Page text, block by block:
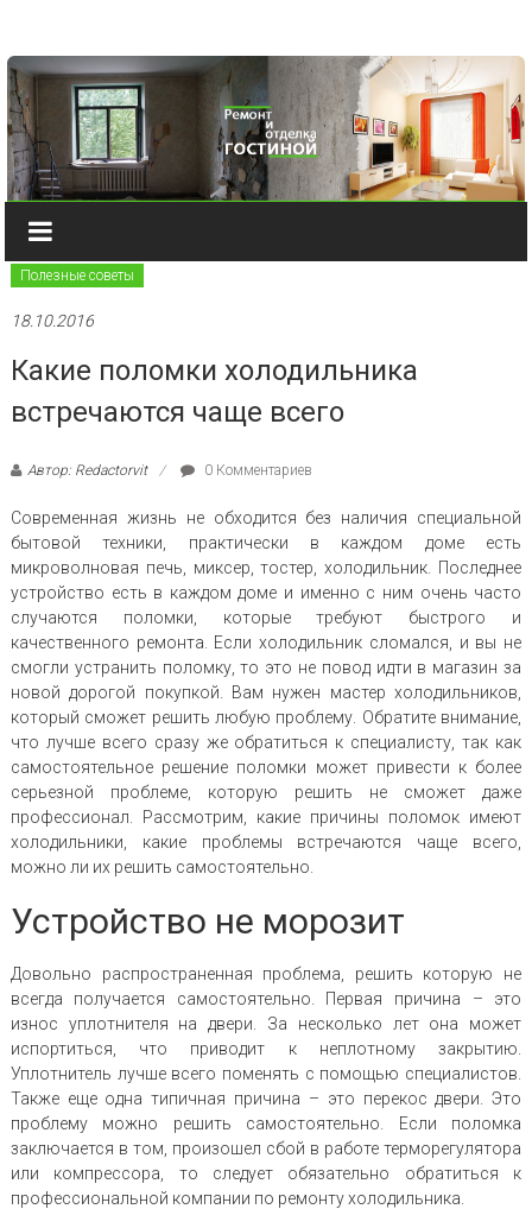
Полезные советы
18.10.2016
Какие поломки холодильника
встречаются чаще всего
Автор: Redactorvit 0 Комментариев
Современная жизнь не обходится без наличия специальной
бытовой техники, практически в каждом доме есть
микроволновая печь, миксер, тостер, холодильник. Последнее
устройство есть в каждом доме и именно с ним очень часто
случаются поломки, которые требуют быстрого и
качественного ремонта. Если холодильник сломался, и вы не
смогли устранить поломку, то это не повод идти в магазин за
новой дорогой покупкой. Вам нужен мастер холодильников,
который сможет решить любую проблему. Обратите внимание,
что лучше всего сразу же обратиться к специалисту, так как
самостоятельное решение поломки может привести к более
серьезной проблеме, которую решить не сможет даже
профессионал. Рассмотрим, какие причины поломок имеют
холодильники, какие проблемы встречаются чаще всего,
можно ли их решить самостоятельно.
Устройство не морозит
Довольно распространенная проблема, решить которую не
всегда получается самостоятельно. Первая причина – это
износ уплотнителя на двери. За несколько лет она может
испортиться, что приводит к неплотному закрытию.
Уплотнитель лучше всего поменять с помощью специалистов.
Также еще одна типичная причина – это перекос двери. Это
проблему можно решить самостоятельно. Если поломка
заключается в том, произошел сбой в работе терморегулятора
или компрессора, то следует обязательно обратиться к
профессиональной компании по ремонту холодильника.